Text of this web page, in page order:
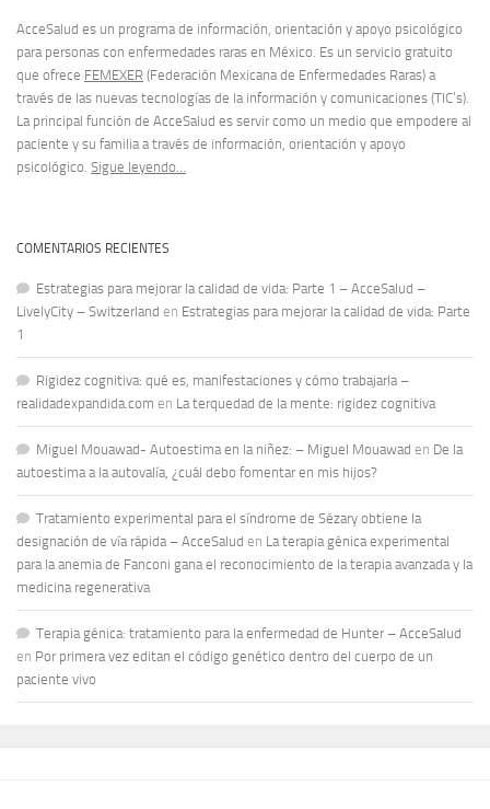
AcceSalud es un programa de información, orientación y apoyo psicológico
para personas con enfermedades raras en México. Es un servicio gratuito
que ofrece FEMEXER (Federación Mexicana de Enfermedades Raras) a
través de las nuevas tecnologías de la información y comunicaciones (TIC’s).
La principal función de AcceSalud es servir como un medio que empodere al
paciente y su familia a través de información, orientación y apoyo
psicológico. Sigue leyendo…
COMENTARIOS RECIENTES
Estrategias para mejorar la calidad de vida: Parte 1 – AcceSalud –
LivelyCity – Switzerland en Estrategias para mejorar la calidad de vida: Parte
1
Rigidez cognitiva: qué es, manifestaciones y cómo trabajarla –
realidadexpandida.com en La terquedad de la mente: rigidez cognitiva
Miguel Mouawad- Autoestima en la niñez: – Miguel Mouawad en De la
autoestima a la autovalía, ¿cuál debo fomentar en mis hijos?
Tratamiento experimental para el síndrome de Sézary obtiene la
designación de vía rápida – AcceSalud en La terapia génica experimental
para la anemia de Fanconi gana el reconocimiento de la terapia avanzada y la
medicina regenerativa
Terapia génica: tratamiento para la enfermedad de Hunter – AcceSalud
en Por primera vez editan el código genético dentro del cuerpo de un
paciente vivo